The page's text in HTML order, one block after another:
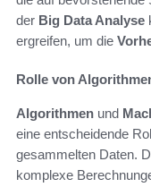
der Big Data Analyse
ergreifen, um die
Rolle von
Algorithmen und
eine entscheidende
gesammelten Daten.
komplexe